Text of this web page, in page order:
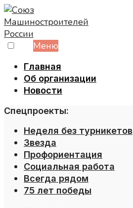
Skip
to
content
Меню
Главная
Об организации
Новости
Спецпроекты:
Неделя без турникетов
Звезда
Профориентация
Социальная работа
Всегда рядом
75 лет победы